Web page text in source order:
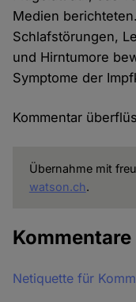
Medien
Schlafstörungen,
und Hirntumore
Symptome der
Kommentar
Übernahme mit
watson.ch.
Kommentare
Netiquette für